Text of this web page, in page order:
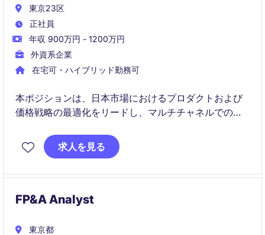
東京23区
正社員
年収 900万円 - 1200万円
外資系企業
在宅可・ハイブリッド勤務可
本ポジションは、日本市場におけるプロダクトおよび
価格戦略の最適化をリードし、マルチチャネルでの収
ス、システム改善、部門横断の連携を通じて、持続的
な事業成長を支えます。
求人を見る
FP&A Analyst
東京都